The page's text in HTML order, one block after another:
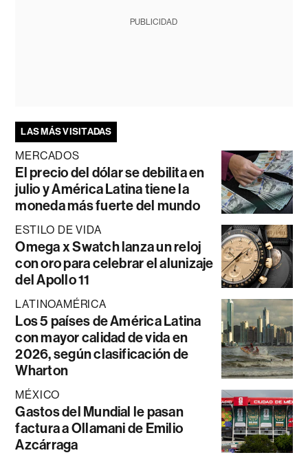
PUBLICIDAD
LAS MÁS VISITADAS
MERCADOS
El precio del dólar se debilita en
julio y América Latina tiene la
moneda más fuerte del mundo
ESTILO DE VIDA
Omega x Swatch lanza un reloj
con oro para celebrar el alunizaje
del Apollo 11
LATINOAMÉRICA
Los 5 países de América Latina
con mayor calidad de vida en
2026, según clasificación de
Wharton
MÉXICO
Gastos del Mundial le pasan
factura a Ollamani de Emilio
Azcárraga